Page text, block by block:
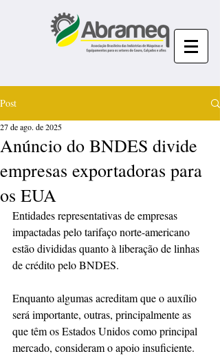
Post
Anúncio do BNDES divide
empresas exportadoras para
os EUA
27 de ago. de 2025
Entidades representativas de empresas
impactadas pelo tarifaço norte-americano
estão divididas quanto à liberação de linhas
de crédito pelo BNDES.
Enquanto algumas acreditam que o auxílio
será importante, outras, principalmente as
que têm os Estados Unidos como principal
mercado, consideram o apoio insuficiente.